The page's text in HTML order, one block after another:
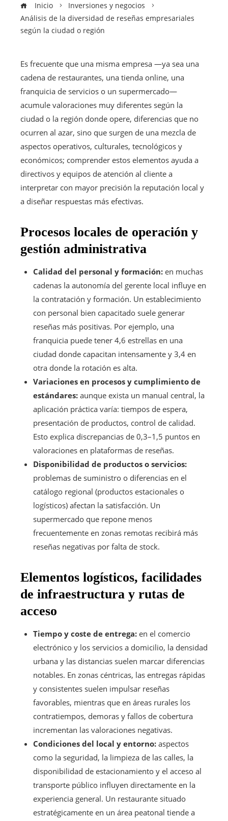
Inicio
Inversiones y negocios
Análisis de la diversidad de reseñas empresariales
según la ciudad o región
Es frecuente que una misma empresa —ya sea una
cadena de restaurantes, una tienda online, una
franquicia de servicios o un supermercado—
acumule valoraciones muy diferentes según la
ciudad o la región donde opere, diferencias que no
ocurren al azar, sino que surgen de una mezcla de
aspectos operativos, culturales, tecnológicos y
económicos; comprender estos elementos ayuda a
directivos y equipos de atención al cliente a
interpretar con mayor precisión la reputación local y
a diseñar respuestas más efectivas.
Procesos locales de operación y
gestión administrativa
Calidad del personal y formación: en muchas
cadenas la autonomía del gerente local influye en
la contratación y formación. Un establecimiento
con personal bien capacitado suele generar
reseñas más positivas. Por ejemplo, una
franquicia puede tener 4,6 estrellas en una
ciudad donde capacitan intensamente y 3,4 en
otra donde la rotación es alta.
Variaciones en procesos y cumplimiento de
estándares: aunque exista un manual central, la
aplicación práctica varía: tiempos de espera,
presentación de productos, control de calidad.
Esto explica discrepancias de 0,3–1,5 puntos en
valoraciones en plataformas de reseñas.
Disponibilidad de productos o servicios:
problemas de suministro o diferencias en el
catálogo regional (productos estacionales o
logísticos) afectan la satisfacción. Un
supermercado que repone menos
frecuentemente en zonas remotas recibirá más
reseñas negativas por falta de stock.
Elementos logísticos, facilidades
de infraestructura y rutas de
acceso
Tiempo y coste de entrega: en el comercio
electrónico y los servicios a domicilio, la densidad
urbana y las distancias suelen marcar diferencias
notables. En zonas céntricas, las entregas rápidas
y consistentes suelen impulsar reseñas
favorables, mientras que en áreas rurales los
contratiempos, demoras y fallos de cobertura
incrementan las valoraciones negativas.
Condiciones del local y entorno: aspectos
como la seguridad, la limpieza de las calles, la
disponibilidad de estacionamiento y el acceso al
transporte público influyen directamente en la
experiencia general. Un restaurante situado
estratégicamente en un área peatonal tiende a